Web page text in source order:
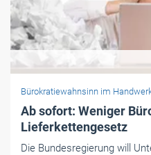
Bürokratiewahnsinn im
Ab sofort: Weniger
Lieferkettengesetz
Die Bundesregierung will